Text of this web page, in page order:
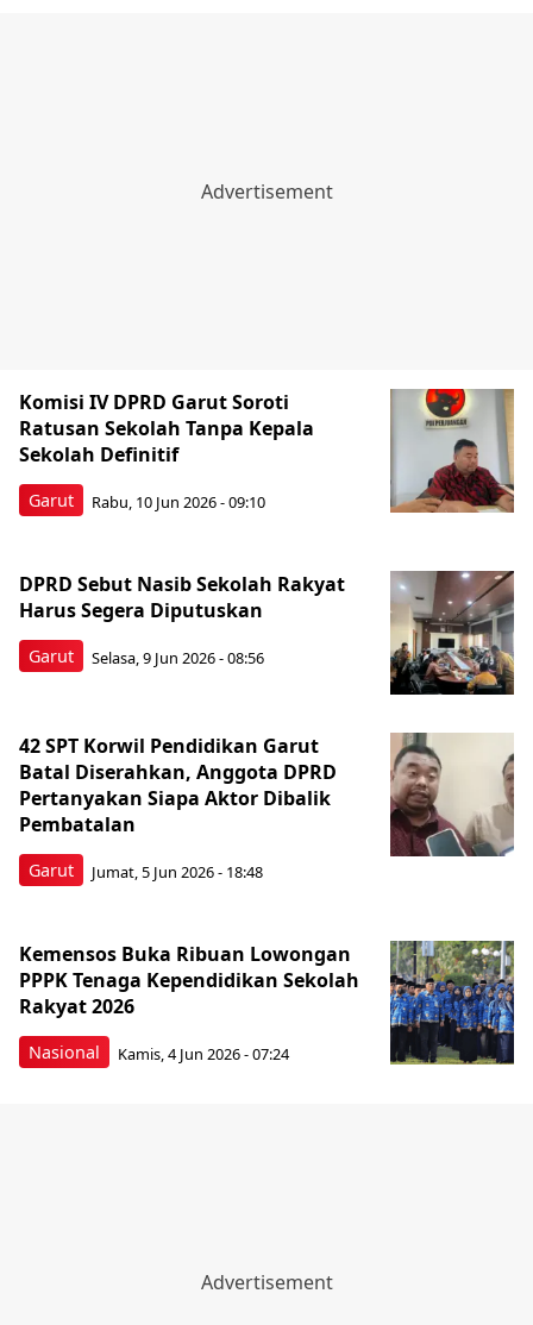
Garut
Komisi IV DPRD Garut Soroti
Ratusan Sekolah Tanpa Kepala
Sekolah Definitif
Rabu, 10 Jun 2026 - 09:10
Garut
DPRD Sebut Nasib Sekolah Rakyat
Harus Segera Diputuskan
Selasa, 9 Jun 2026 - 08:56
Garut
42 SPT Korwil Pendidikan Garut
Batal Diserahkan, Anggota DPRD
Pertanyakan Siapa Aktor Dibalik
Pembatalan
Jumat, 5 Jun 2026 - 18:48
Nasional
Kemensos Buka Ribuan Lowongan
PPPK Tenaga Kependidikan Sekolah
Rakyat 2026
Kamis, 4 Jun 2026 - 07:24